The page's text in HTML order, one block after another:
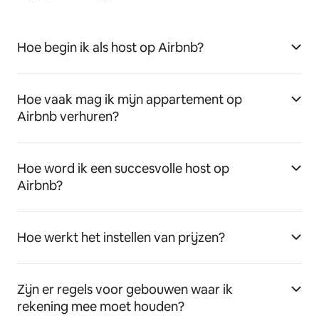
Hoe begin ik als host op Airbnb?
Hoe vaak mag ik mijn appartement op
Airbnb verhuren?
Hoe word ik een succesvolle host op
Airbnb?
Hoe werkt het instellen van prijzen?
Zijn er regels voor gebouwen waar ik
rekening mee moet houden?